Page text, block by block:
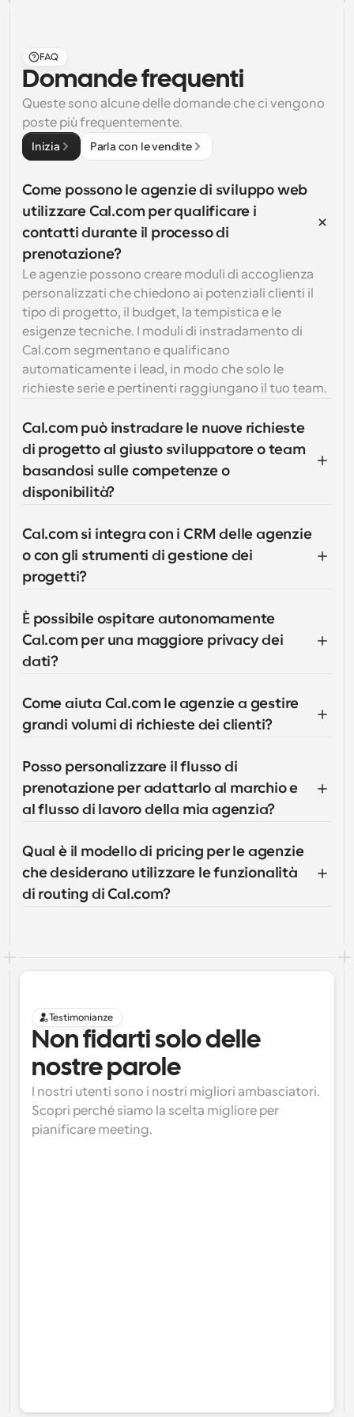
FAQ
Domande frequenti
Queste sono alcune delle domande che ci vengono
poste più frequentemente.
Inizia Parla con le vendite
Come possono le agenzie di sviluppo web
utilizzare Cal.com per qualificare i
contatti durante il processo di
prenotazione?
Le agenzie possono creare moduli di accoglienza
personalizzati che chiedono ai potenziali clienti il
tipo di progetto, il budget, la tempistica e le
esigenze tecniche. I moduli di instradamento di
Cal.com segmentano e qualificano
automaticamente i lead, in modo che solo le
richieste serie e pertinenti raggiungano il tuo team.
Cal.com può instradare le nuove richieste
di progetto al giusto sviluppatore o team
basandosi sulle competenze o
disponibilità?
Cal.com si integra con i CRM delle agenzie
o con gli strumenti di gestione dei
progetti?
È possibile ospitare autonomamente
Cal.com per una maggiore privacy dei
dati?
Come aiuta Cal.com le agenzie a gestire
grandi volumi di richieste dei clienti?
Posso personalizzare il flusso di
prenotazione per adattarlo al marchio e
al flusso di lavoro della mia agenzia?
Qual è il modello di pricing per le agenzie
che desiderano utilizzare le funzionalità
di routing di Cal.com?
Testimonianze
Non fidarti solo delle
nostre parole
I nostri utenti sono i nostri migliori ambasciatori.
Scopri perché siamo la scelta migliore per
pianificare meeting.